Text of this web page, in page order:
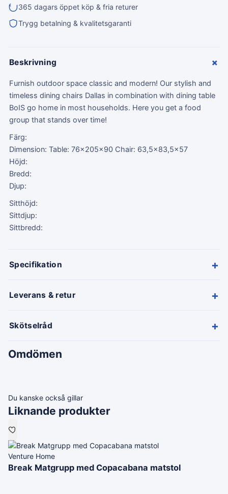
365 dagars öppet köp & fria returer
Trygg betalning & kvalitetsgaranti
Beskrivning +
Furnish outdoor space classic and modern! Our stylish and
timeless dining chairs Dallas in combination with dining table
BoIS go home in most households. Here you get a food
group that stands over time!
Färg:
Dimension: Table: 76x205x90 Chair: 63,5x83,5x57
Höjd:
Bredd:
Djup:
Sitthöjd:
Sittdjup:
Sittbredd:
Specifikation +
Leverans & retur +
Skötselråd +
Omdömen
Du kanske också gillar
Liknande produkter
Venture Home
Break Matgrupp med Copacabana matstol